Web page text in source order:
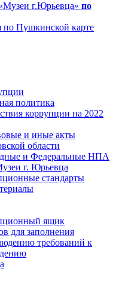
г.Юрьевца» по
по Пушкинской карте
политика
коррупции на 2022
и иные акты
области
и Федеральные НПА
г. Юрьевца
стандарты
ящик
для заполнения
требований к